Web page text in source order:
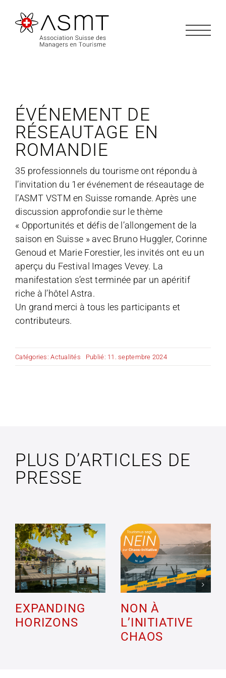
contenu
ÉVÉNEMENT DE
RÉSEAUTAGE EN
ROMANDIE
35 professionnels du tourisme ont répondu à
l’invitation du 1er événement de réseautage de
l’ASMT VSTM en Suisse romande. Après une
discussion approfondie sur le thème
« Opportunités et défis de l’allongement de la
saison en Suisse » avec Bruno Huggler, Corinne
Genoud et Marie Forestier, les invités ont eu un
aperçu du Festival Images Vevey. La
manifestation s’est terminée par un apéritif
riche à l’hôtel Astra.
Un grand merci à tous les participants et
contributeurs.
Catégories:Actualités Publié: 11. septembre 2024
PLUS D’ARTICLES DE
PRESSE
EXPANDING
HORIZONS
NON À
L’INITIATIVE
CHAOS